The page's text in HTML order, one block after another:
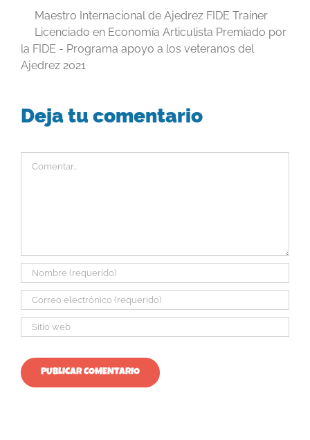
Maestro Internacional de Ajedrez FIDE Trainer
Licenciado en Economía Articulista Premiado por
la FIDE - Programa apoyo a los veteranos del
Ajedrez 2021
Deja tu comentario